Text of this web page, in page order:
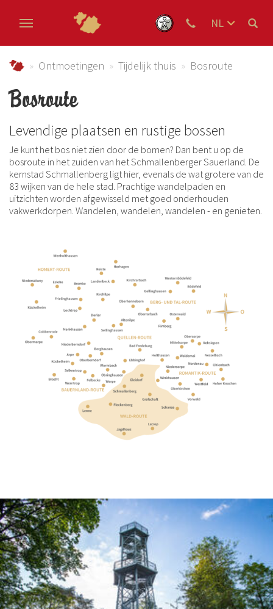
NL
Urlaub im Schmallenberger Sauerland und der
Ontmoetingen Tijdelijk thuis Bosroute
Bosroute
Levendige plaatsen en rustige bossen
Je kunt het bos niet zien door de bomen? Dan bent u op de
bosroute in het zuiden van het Schmallenberger Sauerland. De
kernstad Schmallenberg ligt hier, evenals de wat grotere van de
83 wijken van de hele stad. Prachtige wandelpaden en
uitzichten worden afgewisseld met goed onderhouden
vakwerkdorpen. Wandelen, wandelen, wandelen - en genieten.